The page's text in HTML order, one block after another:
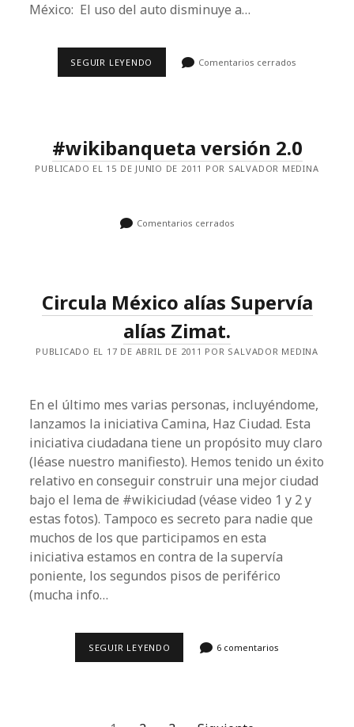
México: El uso del auto disminuye a…
SEGUIR LEYENDO CIUDADES,Comentarios cerrados
#wikibanqueta versión 2.0
PUBLICADO EL 15 DE JUNIO DE 2011 POR SALVADOR MEDINA
Comentarios cerrados
Circula México alías Supervía
alías Zimat.
PUBLICADO EL 17 DE ABRIL DE 2011 POR SALVADOR MEDINA
En el último mes varias personas, incluyéndome,
lanzamos la iniciativa Camina, Haz Ciudad. Esta
iniciativa ciudadana tiene un propósito muy claro
(léase nuestro manifiesto). Hemos tenido un éxito
relativo en conseguir construir una mejor ciudad
bajo el lema de #wikiciudad (véase video 1 y 2 y
estas fotos). Tampoco es secreto para nadie que
muchos de los que participamos en esta
iniciativa estamos en contra de la supervía
poniente, los segundos pisos de periférico
(mucha info…
SEGUIR LEYENDO CIRCULA
6 comentarios